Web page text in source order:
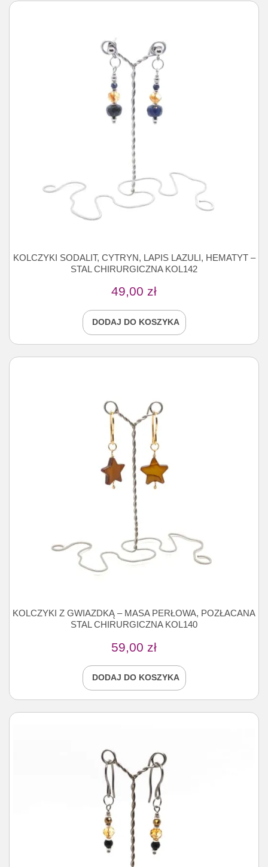
KOLCZYKI SODALIT, CYTRYN, LAPIS LAZULI, HEMATYT –
STAL CHIRURGICZNA KOL142
49,00 zł
DODAJ DO KOSZYKA
KOLCZYKI Z GWIAZDKĄ – MASA PERŁOWA, POZŁACANA
STAL CHIRURGICZNA KOL140
59,00 zł
DODAJ DO KOSZYKA